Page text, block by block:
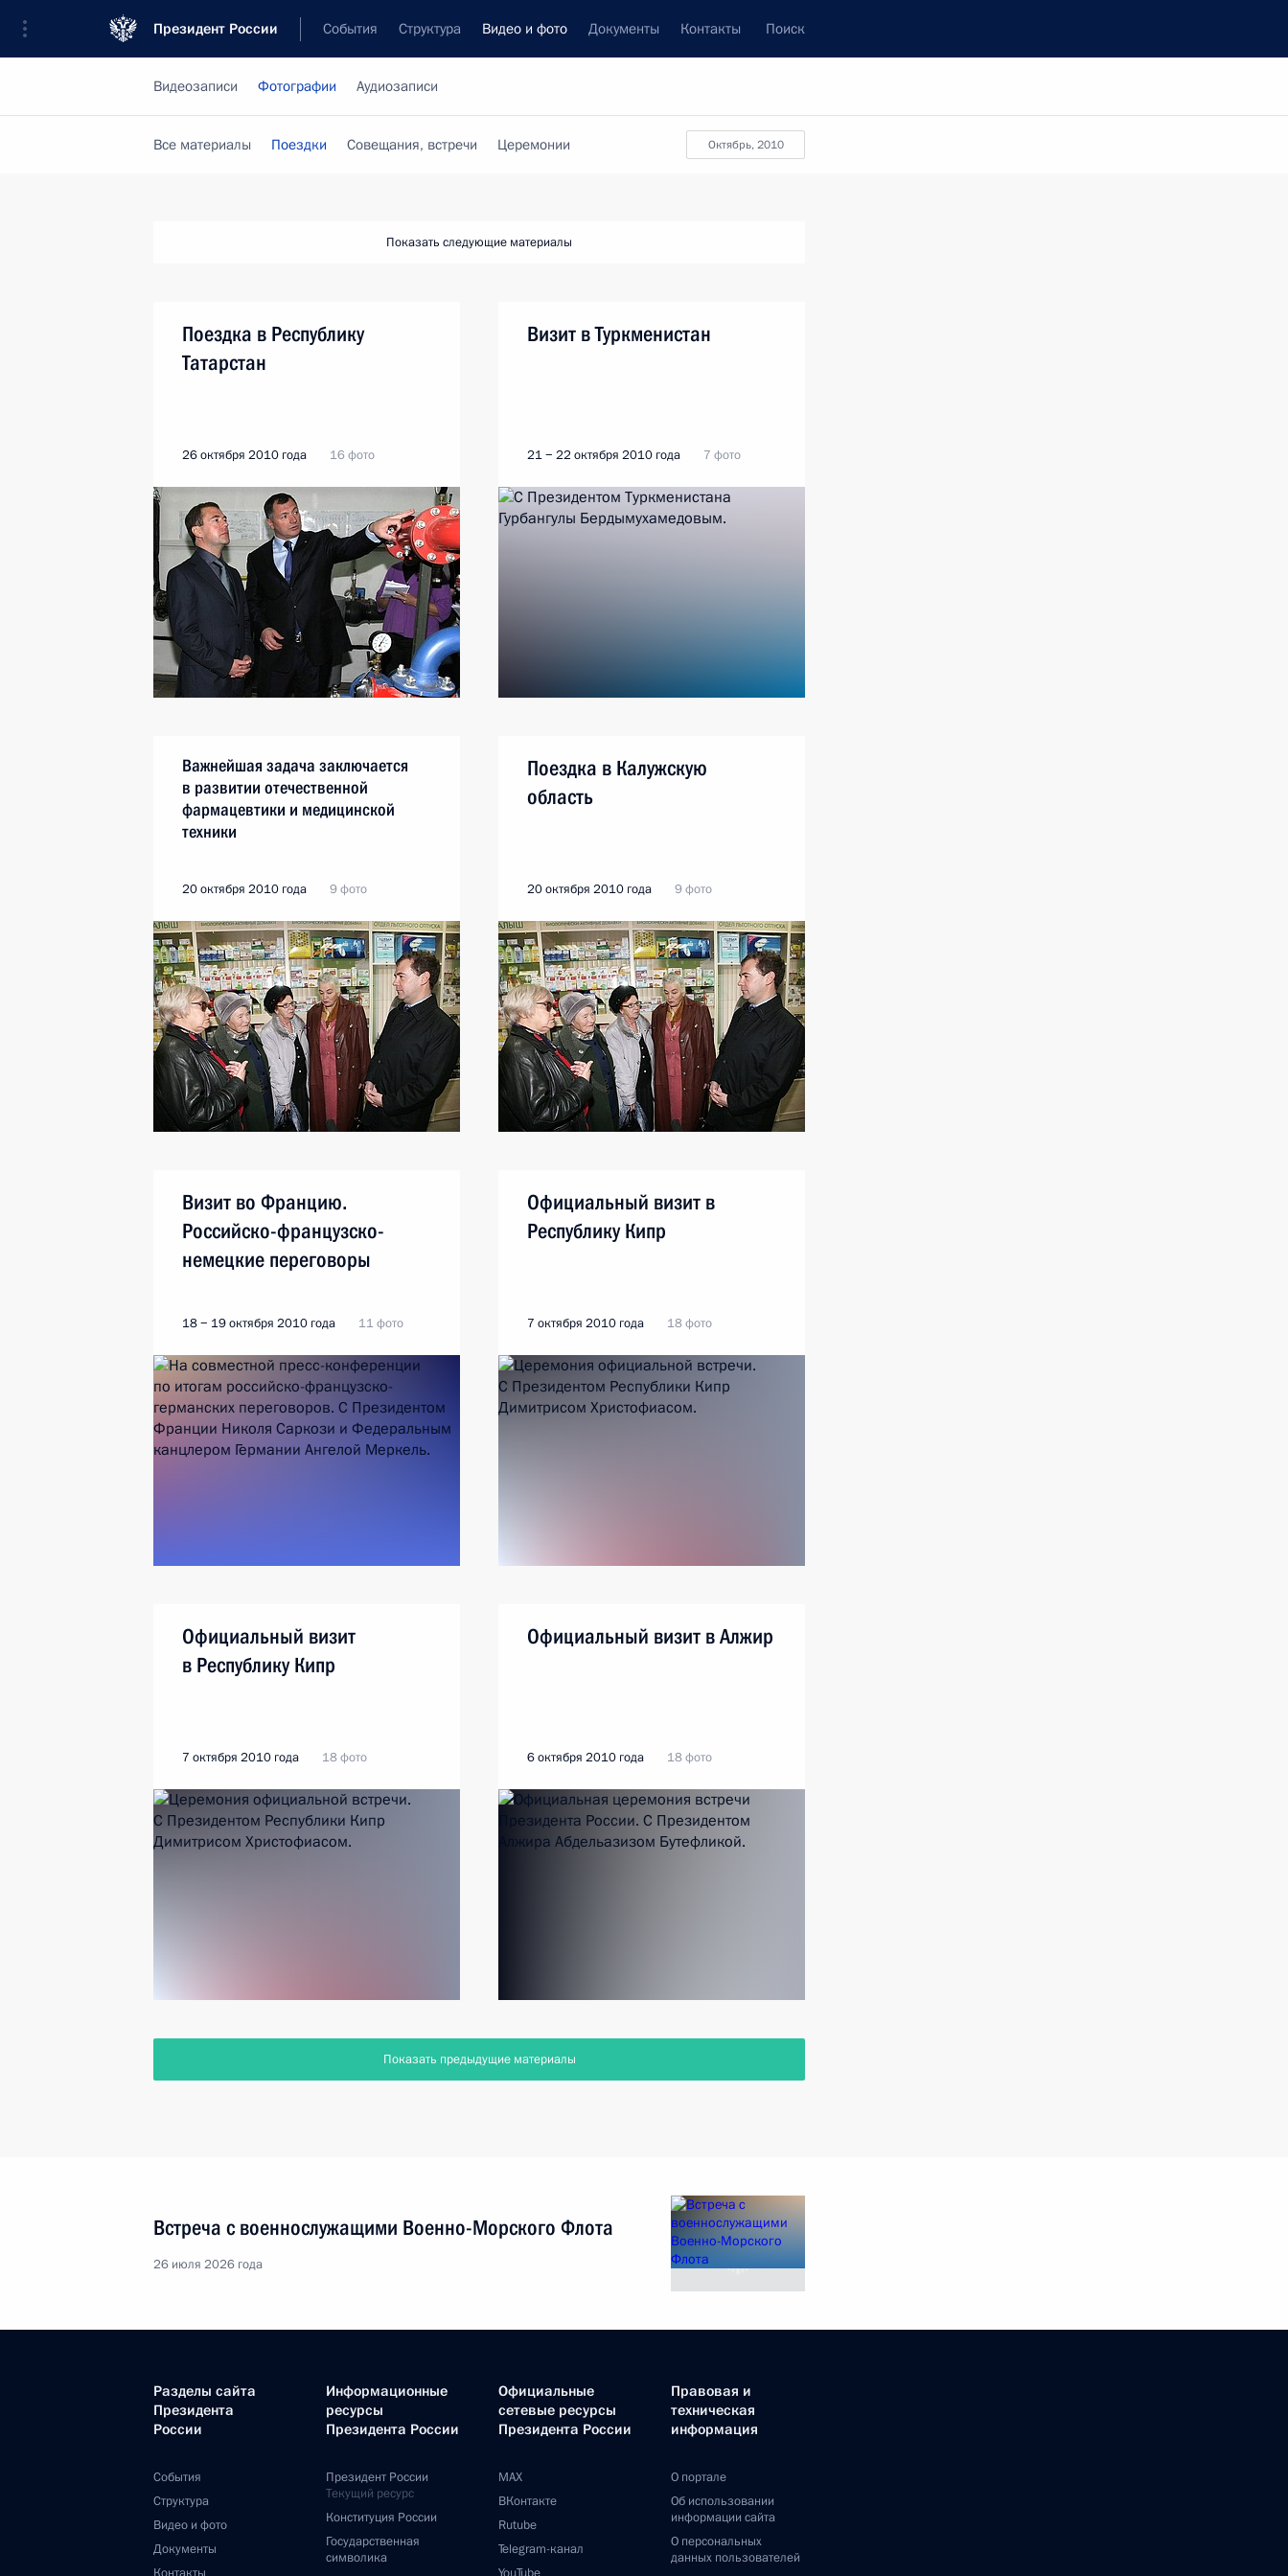
Президент России События Структура Видео и фото Документы Контакты Поиск
Видеозаписи Фотографии Аудиозаписи
октябрь, 2010
Все материалы Поездки Совещания, встречи Церемонии
Показать следующие материалы
Поездка в Республику
Татарстан
26 октября 2010 года 16 фото
Визит в Туркменистан
21 − 22 октября 2010 года 7 фото
Важнейшая задача заключается
в развитии отечественной
фармацевтики и медицинской
техники
20 октября 2010 года 9 фото
Поездка в Калужскую
область
20 октября 2010 года 9 фото
Визит во Францию.
Российско-французско-
немецкие переговоры
18 − 19 октября 2010 года 11 фото
Официальный визит в
Республику Кипр
7 октября 2010 года 18 фото
Официальный визит
в Республику Кипр
7 октября 2010 года 18 фото
Официальный визит в Алжир
6 октября 2010 года 18 фото
Показать предыдущие материалы
Встреча с военнослужащими Военно-Морского Флота
26 июля 2026 года
Разделы сайта
Президента
России
События
Структура
Видео и фото
Документы
Информационные
ресурсы
Президента России
Президент России
Текущий ресурс
Конституция России
Государственная
символика
Официальные
сетевые ресурсы
Президента России
MAX
ВКонтакте
Rutube
Telegram-канал
Правовая и
техническая
информация
О портале
Об использовании
информации сайта
О персональных
данных пользователей